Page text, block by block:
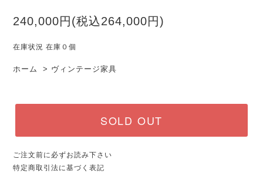
240,000円(税込264,000円)
在庫状況 在庫０個
ホーム > ヴィンテージ家具
SOLD OUT
ご注文前に必ずお読み下さい
特定商取引法に基づく表記